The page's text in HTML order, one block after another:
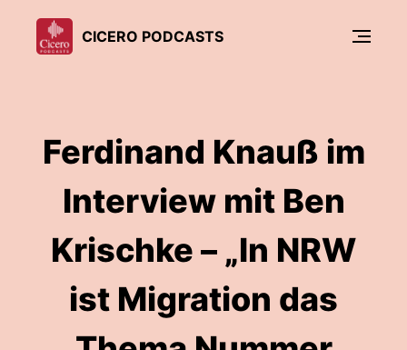
CICERO PODCASTS
Ferdinand Knauß im
Interview mit Ben
Krischke – „In NRW
ist Migration das